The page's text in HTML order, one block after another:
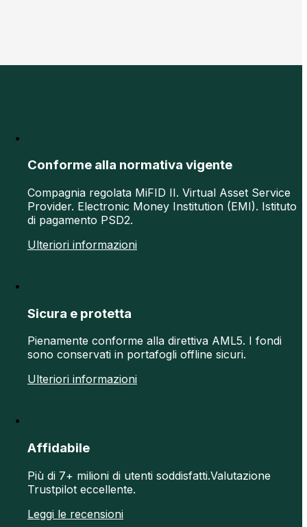
Conforme alla normativa vigente
Compagnia regolata MiFID II. Virtual Asset Service
Provider. Electronic Money Institution (EMI). Istituto
di pagamento PSD2.
Ulteriori informazioni
Sicura e protetta
Pienamente conforme alla direttiva AML5. I fondi
sono conservati in portafogli offline sicuri.
Ulteriori informazioni
Affidabile
Più di 7+ milioni di utenti soddisfatti.Valutazione
Trustpilot eccellente.
Leggi le recensioni